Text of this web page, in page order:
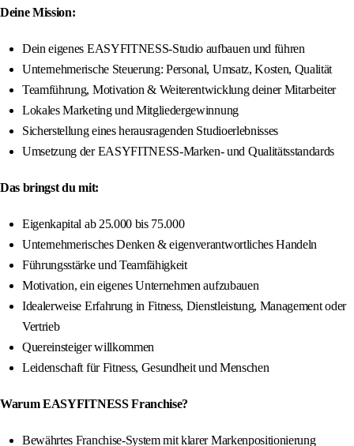
Deine Mission:
Dein eigenes EASYFITNESS-Studio aufbauen und führen
Unternehmerische Steuerung: Personal, Umsatz, Kosten, Qualität
Teamführung, Motivation & Weiterentwicklung deiner Mitarbeiter
Lokales Marketing und Mitgliedergewinnung
Sicherstellung eines herausragenden Studioerlebnisses
Umsetzung der EASYFITNESS-Marken- und Qualitätsstandards
Das bringst du mit:
Eigenkapital ab 25.000 bis 75.000
Unternehmerisches Denken & eigenverantwortliches Handeln
Führungsstärke und Teamfähigkeit
Motivation, ein eigenes Unternehmen aufzubauen
Idealerweise Erfahrung in Fitness, Dienstleistung, Management oder
Vertrieb
Quereinsteiger willkommen
Leidenschaft für Fitness, Gesundheit und Menschen
Warum EASYFITNESS Franchise?
Bewährtes Franchise-System mit klarer Markenpositionierung